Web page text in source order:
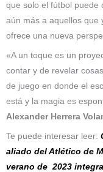
que solo el fútbol puede
aún más a aquellos que
ofrece una nueva
«A un toque es un
contar y de revelar
de juego en donde el
está y la magia es
Alexander Herrera
Te puede interesar leer:
aliado del Atlético de
verano de 2023